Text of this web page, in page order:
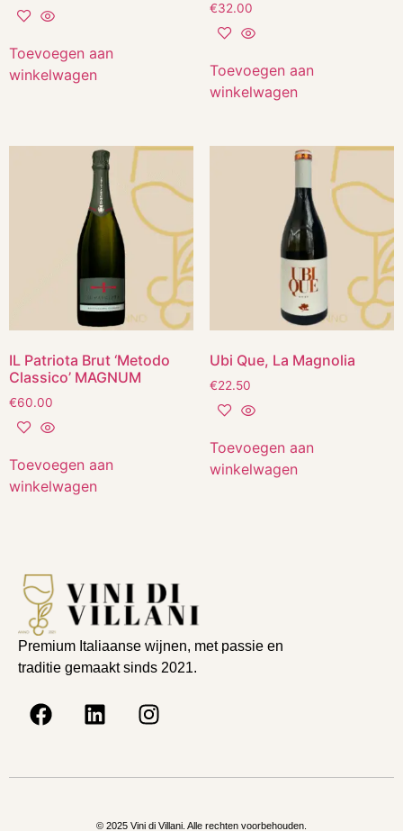
Toevoegen aan
winkelwagen
€32.00
Toevoegen aan
winkelwagen
IL Patriota Brut ‘Metodo
Classico’ MAGNUM
€60.00
Toevoegen aan
winkelwagen
Ubi Que, La Magnolia
€22.50
Toevoegen aan
winkelwagen
Premium Italiaanse wijnen, met passie en
traditie gemaakt sinds 2021.
© 2025 Vini di Villani. Alle rechten voorbehouden.